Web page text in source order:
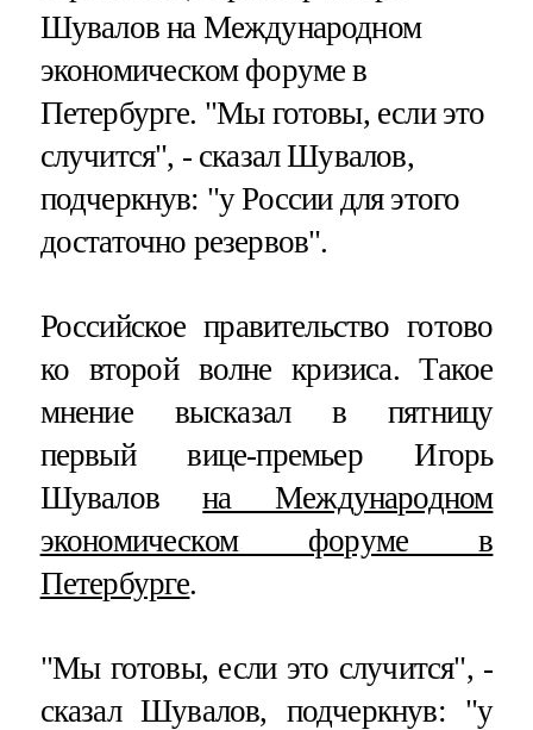
Шувалов на Международном
экономическом форуме в
Петербурге. "Мы готовы, если это
случится", - сказал Шувалов,
подчеркнув: "у России для этого
достаточно резервов".
Российское правительство готово
ко второй волне кризиса. Такое
мнение высказал в пятницу
первый вице-премьер Игорь
Шуваловна Международном
экономическом форуме в
Петербурге.
"Мы готовы, если это случится", -
сказал Шувалов, подчеркнув: "у